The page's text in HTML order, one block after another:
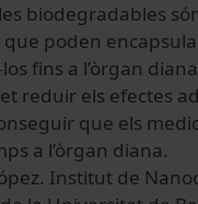
biodegradables
poden
fins a l’òrgan
reduir els efectes
que els
a l’òrgan diana.
Institut de